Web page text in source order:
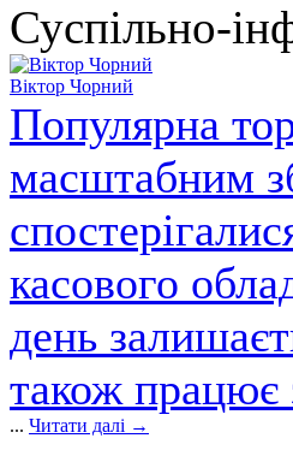
Суспільно-
Віктор Чорний
Популярна
масштабним
касового
день
також працює
... Читати далі →